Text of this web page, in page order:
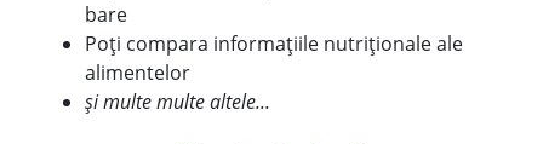
bare
Poți compara informațiile nutriționale ale
alimentelor
și multe multe altele...